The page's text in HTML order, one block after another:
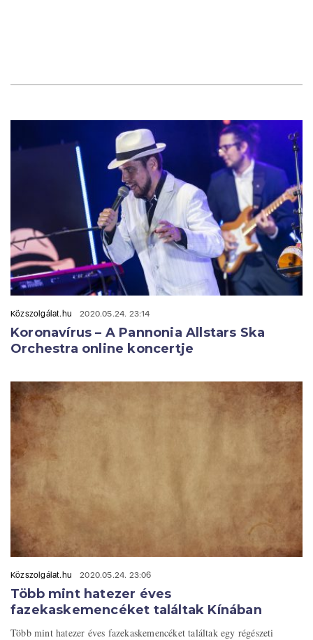
Közszolgálat.hu 2020.05.24. 23:14
Koronavírus – A Pannonia Allstars Ska
Orchestra online koncertje
Közszolgálat.hu 2020.05.24. 23:06
Több mint hatezer éves
fazekaskemencéket találtak Kínában
Több mint hatezer éves fazekaskemencéket találtak egy régészeti